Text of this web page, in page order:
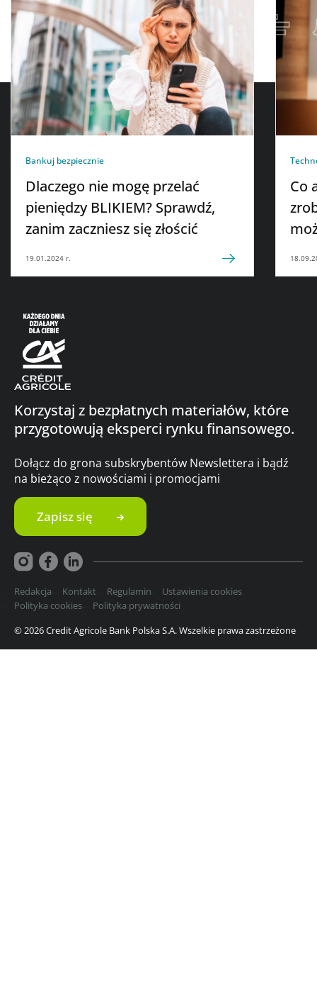
Bankuj bezpiecznie
Dlaczego nie mogę przelać
pieniędzy BLIKIEM? Sprawdź,
zanim zaczniesz się złościć
19.01.2024 r.
Co
Korzystaj z bezpłatnych materiałów, które
przygotowują eksperci rynku finansowego.
Dołącz do grona subskrybentów Newslettera i bądź
na bieżąco z nowościami i promocjami
Zapisz się
Redakcja Kontakt Regulamin
Ustawienia cookies
Polityka cookies
Polityka prywatności
© 2026 Credit Agricole Bank Polska S.A. Wszelkie prawa zastrzeżone